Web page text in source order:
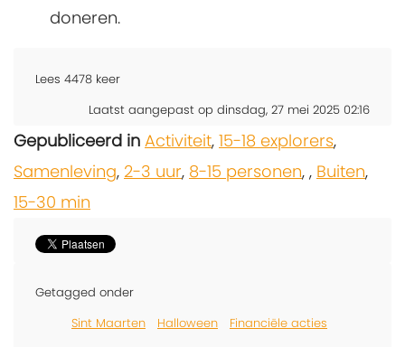
doneren.
Lees 4478 keer
Laatst aangepast op dinsdag, 27 mei 2025 02:16
Gepubliceerd in Activiteit, 15-18 explorers,
Samenleving, 2-3 uur, 8-15 personen, , Buiten,
15-30 min
Getagged onder
Sint Maarten
Halloween Financiële acties